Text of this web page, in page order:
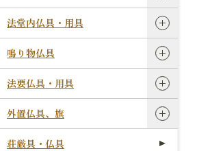
法堂内仏具・用具
鳴り物仏具
法要仏具・用具
外置仏具、旗
荘厳具・仏具